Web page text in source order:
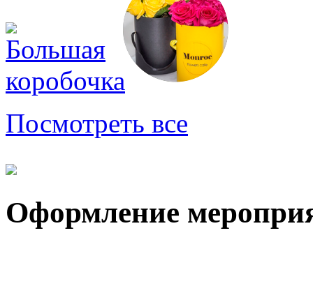
Посмотреть все
Оформление